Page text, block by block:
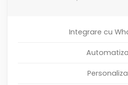
Integrare cu